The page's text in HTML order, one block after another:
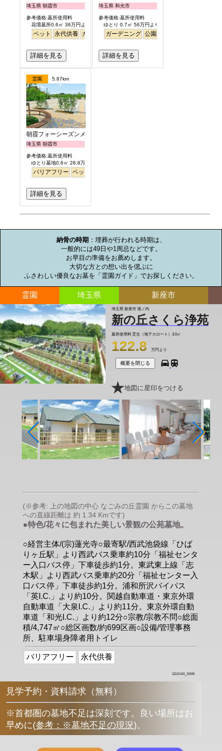
埼玉県 朝霞市
参考価格:墓所使用料
花壇墓所0.6㎡ 36万円より
ペット 永代供養 ガーデニング 公園墓地 テラス
詳細を見る
埼玉県 和光市
参考価格:墓所使用料
ゆとり 0.7㎡ 56万円より
ガーデニング 公園墓地
詳細を見る
霊園 5.87km
朝霞フォーシーズンメモリアル
埼玉県 朝霞市
参考価格:墓所使用料
ゆとり墓地0.6㎡ 28.8万円より
バリアフリー ペット
詳細を見る
納骨の時期 ：埋葬が行われる時期は、
一般的には49日や1周忌などです。
お早目の準備をお薦めします。
大切な方との想い出を偲ぶに
ふさわしい優良なお墓を「霊園ガイド」でお探しください。
霊園 埼玉県 新座市
埼玉県 新座市 堀ノ内
新の丘さくら浄苑
墓所使用料 芝生（地下カロート）3.0㎡
122.8 万円より
概要を閉じる
地図に星印をつける
(※参考: 上の地図の中心 なごみの丘霊園 からこの墓地
への直線距離は 約 1.34 Kmです)
●特色/花々に包まれた美しい景観の公苑墓地。
○経営主体/(宗)蓮光寺○最寄駅/西武池袋線「ひば
りヶ丘駅」より西武バス乗車約10分「福祉センタ
ー入口バス停」下車徒歩約1分。東武東上線「志
木駅」より西武バス乗車約20分「福祉センター入
口バス停」下車徒歩約1分。浦和所沢バイパス
「英I.C.」より約10分。関越自動車道・東京外環
自動車道「大泉I.C.」より約11分。東京外環自動
車道「和光I.C.」より約12分○宗教/宗教不問○総面
積/4,747㎡○総区画数/約699区画○設備/管理事務
所、駐車場身障者用トイレ
バリアフリー 永代供養
1110140_0005
見学予約・資料請求（無料）
※首都圏の墓地不足は深刻です。良い場所はお
早めに(参考：※墓地不足の現況)。